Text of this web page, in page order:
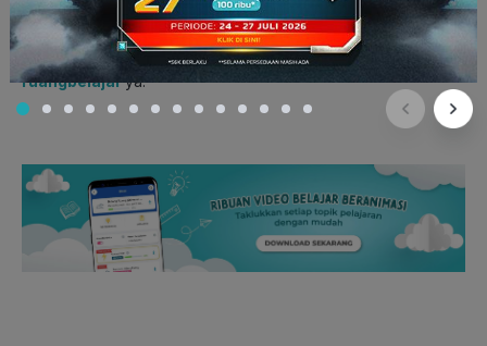
kalian para sanguinis berminat untuk masuk ke jurusan yang
mananih? Sambil dipertimbangkan, pelajari juga materi-materi
apa yang digunakan untuk tes perguruan tinggi di
ruangbelajarya.